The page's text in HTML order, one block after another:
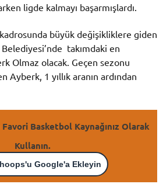
ligde kalmayı başarmışlardı.
büyük değişikliklere giden
takımdaki en
Olmaz olacak. Geçen sezonu
Ayberk, 1 yıllık aranın ardından
Basketbol Kaynağınız Olarak
Kullanın.
Google'a Ekleyin